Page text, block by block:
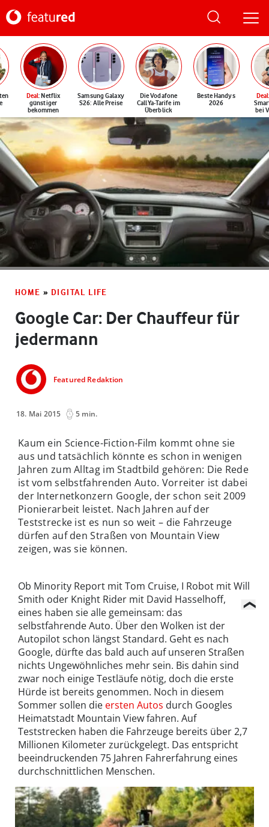
Deal: Netflix
günstiger
bekommen
Samsung Galaxy
S26: Alle Preise
Die Vodafone
CallYa-Tarife im
Überblick
Beste Handys
2026
Deal
bei
HOME » DIGITAL LIFE
Google Car: Der Chauffeur für
jedermann
Featured Redaktion
18. Mai 2015 5 min.
Kaum ein Science-Fiction-Film kommt ohne sie
aus und tatsächlich könnte es schon in wenigen
Jahren zum Alltag im Stadtbild gehören: Die Rede
ist vom selbstfahrenden Auto. Vorreiter ist dabei
der Internetkonzern Google, der schon seit 2009
Pionierarbeit leistet. Nach Jahren auf der
Teststrecke ist es nun so weit – die Fahrzeuge
dürfen auf den Straßen von Mountain View
zeigen, was sie können.
Ob Minority Report mit Tom Cruise, I Robot mit Will
Smith oder Knight Rider mit David Hasselhoff,
eines haben sie alle gemeinsam: das
selbstfahrende Auto. Über den Wolken ist der
Autopilot schon längst Standard. Geht es nach
Google, dürfte das bald auch auf unseren Straßen
nichts Ungewöhnliches mehr sein. Bis dahin sind
zwar noch einige Testläufe nötig, doch die erste
Hürde ist bereits genommen. Noch in diesem
Sommer sollen die ersten Autos durch Googles
Heimatstadt Mountain View fahren. Auf
Teststrecken haben die Fahrzeuge bereits über 2,7
Millionen Kilometer zurückgelegt. Das entspricht
beeindruckenden 75 Jahren Fahrerfahrung eines
durchschnittlichen Menschen.